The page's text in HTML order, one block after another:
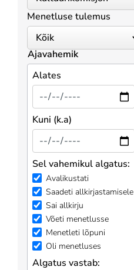
Menetluse tulemus
Ajavahemik
Alates
Kuni (k.a)
Sel vahemikul algatus:
Avalikustati
Saadeti allkirjastamisele
Sai allkirju
Võeti menetlusse
Menetleti lõpuni
Oli menetluses
Algatus vastab: